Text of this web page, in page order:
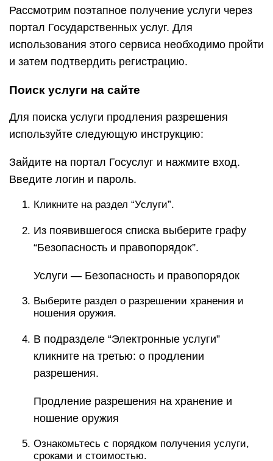
Рассмотрим поэтапное получение услуги через
портал Государственных услуг. Для
использования этого сервиса необходимо пройти
и затем подтвердить регистрацию.
Поиск услуги на сайте
Для поиска услуги продления разрешения
используйте следующую инструкцию:
Зайдите на портал Госуслуг и нажмите вход.
Введите логин и пароль.
Кликните на раздел “Услуги”.
Из появившегося списка выберите графу
“Безопасность и правопорядок”.
Услуги — Безопасность и правопорядок
Выберите раздел о разрешении хранения и
ношения оружия.
В подразделе “Электронные услуги”
кликните на третью: о продлении
разрешения.
Продление разрешения на хранение и
ношение оружия
Ознакомьтесь с порядком получения услуги,
сроками и стоимостью.